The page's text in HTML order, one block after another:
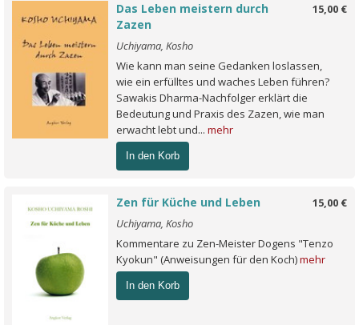
15,00 €
Das Leben meistern durch
Zazen
Uchiyama, Kosho
Wie kann man seine Gedanken loslassen,
wie ein erfülltes und waches Leben führen?
Sawakis Dharma-Nachfolger erklärt die
Bedeutung und Praxis des Zazen, wie man
erwacht lebt und... mehr
In den Korb
15,00 €
Zen für Küche und Leben
Uchiyama, Kosho
Kommentare zu Zen-Meister Dogens "Tenzo
Kyokun" (Anweisungen für den Koch)mehr
In den Korb